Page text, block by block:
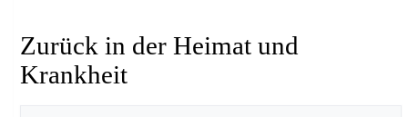
Zurück in der Heimat und
Krankheit